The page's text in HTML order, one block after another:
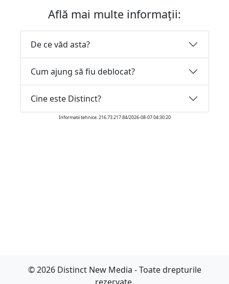
Află mai multe informații:
De ce văd asta?
Cum ajung să fiu deblocat?
Cine este Distinct?
Informatii tehnice: 216.73.217.84/2026-08-07 04:30:20
© 2026 Distinct New Media - Toate drepturile